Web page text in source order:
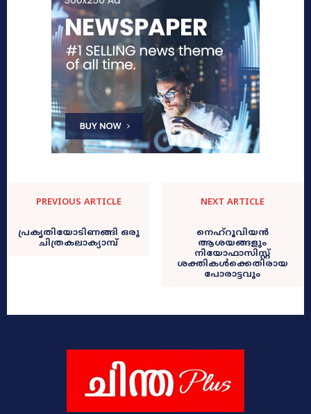
PREVIOUS ARTICLE
പ്രകൃതിയോടിണങ്ങി ഒരു
ചിത്രകലാക്യാമ്പ്‌
NEXT ARTICLE
നെഹ്‌റൂവിയൻ
ആശയങ്ങളും
നിയോഫാസിസ്റ്റ്
ശക്തികൾക്കെതിരായ
പോരാട്ടവും